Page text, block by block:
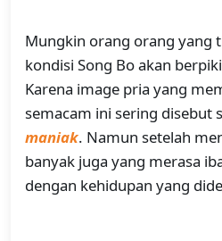
Mungkin orang orang yang
kondisi Song Bo akan
Karena image pria yang
semacam ini sering disebut
maniak. Namun setelah
banyak juga yang merasa
dengan kehidupan yang